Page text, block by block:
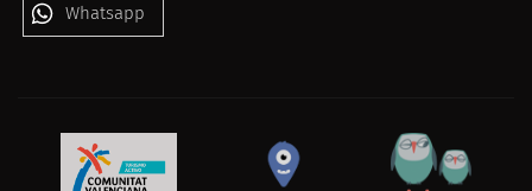
Whatsapp